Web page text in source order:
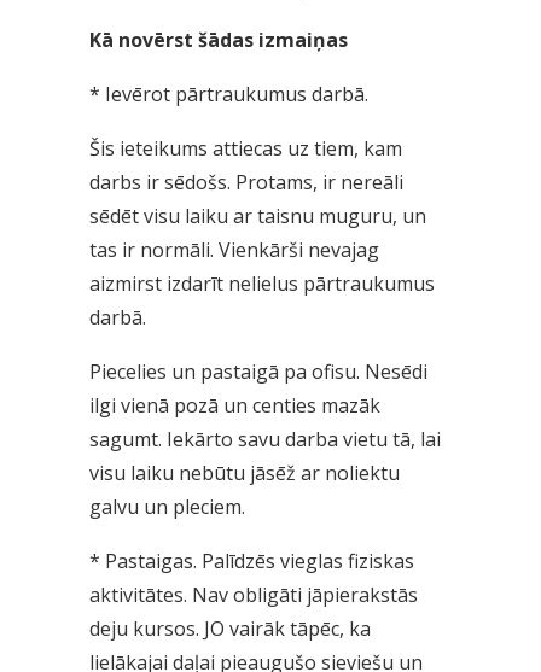
Kā novērst šādas izmaiņas
* Ievērot pārtraukumus darbā.
Šis ieteikums attiecas uz tiem, kam
darbs ir sēdošs. Protams, ir nereāli
sēdēt visu laiku ar taisnu muguru, un
tas ir normāli. Vienkārši nevajag
aizmirst izdarīt nelielus pārtraukumus
darbā.
Piecelies un pastaigā pa ofisu. Nesēdi
ilgi vienā pozā un centies mazāk
sagumt. Iekārto savu darba vietu tā, lai
visu laiku nebūtu jāsēž ar noliektu
galvu un pleciem.
* Pastaigas. Palīdzēs vieglas fiziskas
aktivitātes. Nav obligāti jāpierakstās
deju kursos. JO vairāk tāpēc, ka
lielākajai daļai pieaugušo sieviešu un